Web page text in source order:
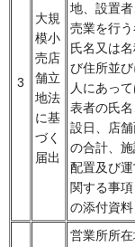
3
大規
模小
売店
舗立
地法
に基
づく
届出
地、設置
売業を行
氏名又は名
び住所並
人にあっ
表者の氏
設日、店
の合計、
配置及び
関する事
の添付資料
営業所所在